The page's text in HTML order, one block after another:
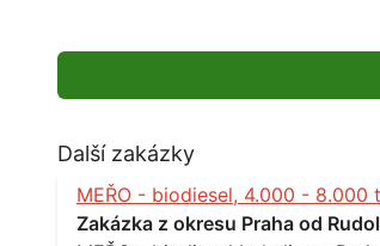
Další zakázky
MEŘO - biodiesel, 4.000 - 8.000
Zakázka z okresu Praha od